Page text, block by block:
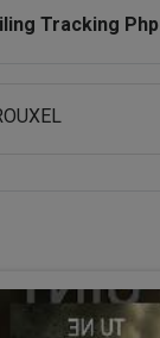
Tracking Php